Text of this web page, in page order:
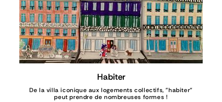
Habiter
De la villa iconique aux logements collectifs, "habiter"
peut prendre de nombreuses formes !